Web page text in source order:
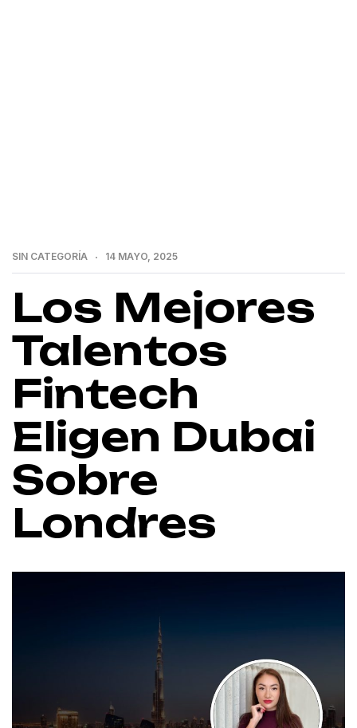
SIN CATEGORÍA 14 MAYO, 2025
Los Mejores
Talentos
Fintech
Eligen Dubai
Sobre
Londres